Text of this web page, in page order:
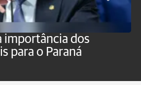
importância dos
para o Paraná